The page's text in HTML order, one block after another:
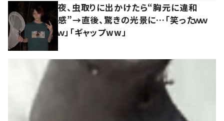
夜、虫取りに出かけたら“胸元に違和
感”→直後、驚きの光景に…「笑ったｗｗ
ｗ」「ギャップww」